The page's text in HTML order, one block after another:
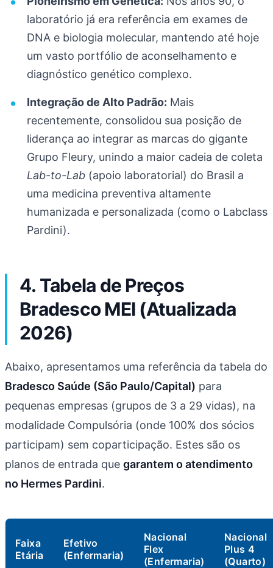
laboratório já era referência em exames de
DNA e biologia molecular, mantendo até hoje
um vasto portfólio de aconselhamento e
diagnóstico genético complexo.
Integração de Alto Padrão: Mais
recentemente, consolidou sua posição de
liderança ao integrar as marcas do gigante
Grupo Fleury, unindo a maior cadeia de coleta
Lab-to-Lab (apoio laboratorial) do Brasil a
uma medicina preventiva altamente
humanizada e personalizada (como o Labclass
Pardini).
4. Tabela de Preços
Bradesco MEI (Atualizada
2026)
Abaixo, apresentamos uma referência da tabela do
Bradesco Saúde (São Paulo/Capital) para
pequenas empresas (grupos de 3 a 29 vidas), na
modalidade Compulsória (onde 100% dos sócios
participam) sem coparticipação. Estes são os
planos de entrada que garantem o atendimento
no Hermes Pardini.
Faixa
Etária
Efetivo
(Enfermaria)
Nacional
Flex
(Enfermaria)
Nacional
Plus 4
(Quarto)